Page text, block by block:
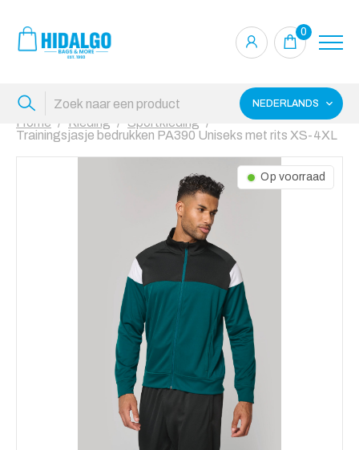
0
NEDERLANDS
Home Kleding
Sportkleding
Trainingsjasje bedrukken PA390 Uniseks met rits XS-4XL
Op voorraad